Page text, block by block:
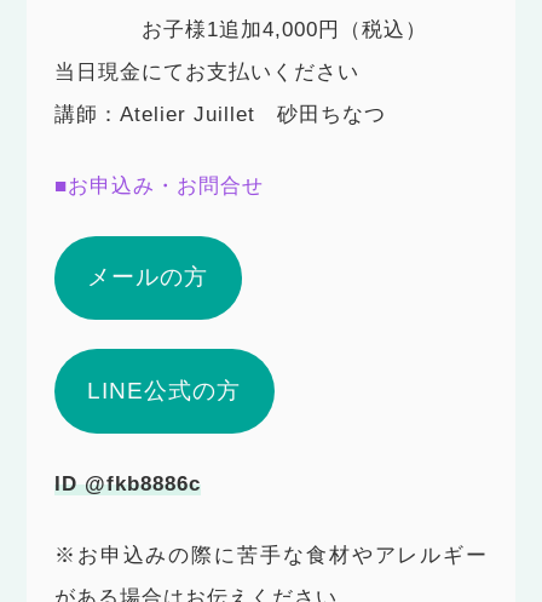
お子様1追加4,000円（税込）
当日現金にてお支払いください
講師：Atelier Juillet 砂田ちなつ
■お申込み・お問合せ
メールの方
LINE公式の方
ID @fkb8886c
※お申込みの際に苦手な食材やアレルギー
がある場合はお伝えください